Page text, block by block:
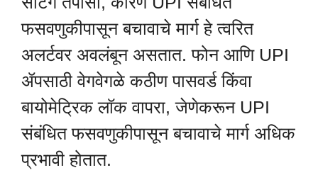
फसवणुकीपासून बचावाचे मार्ग हे त्वरित
अलर्टवर अवलंबून असतात. फोन आणि UPI
ॲपसाठी वेगवेगळे कठीण पासवर्ड किंवा
बायोमेट्रिक लॉक वापरा, जेणेकरून UPI
संबंधित फसवणुकीपासून बचावाचे मार्ग अधिक
प्रभावी होतात.